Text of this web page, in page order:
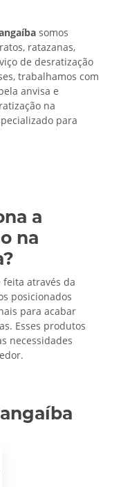
somos
ratazanas,
de desratização
trabalhamos com
anvisa e
na
para
a
na
feita através da
posicionados
para acabar
Esses produtos
necessidades